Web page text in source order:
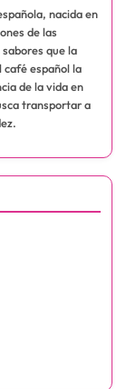
nacida en
de las
que la
café español la
de la vida en
transportar a